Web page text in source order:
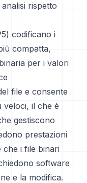
rispetto
codificano i
compatta,
per i valori
file e consente
veloci, il che è
gestiscono
prestazioni
che i file binari
software
e la modifica.